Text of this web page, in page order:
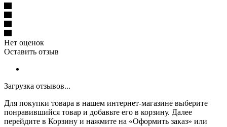
Нет оценок
Оставить отзыв
Загрузка отзывов...
Для покупки товара в нашем интернет-магазине выберите
понравившийся товар и добавьте его в корзину. Далее
перейдите в Корзину и нажмите на «Оформить заказ» или